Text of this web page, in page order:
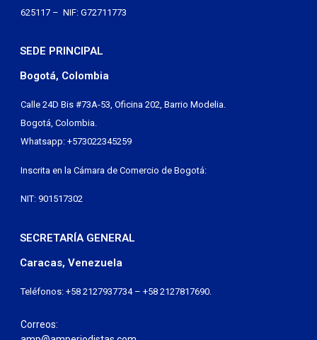
625117 – NIF: G72711773
SEDE PRINCIPAL
Bogotá, Colombia
Calle 24D Bis #73A-53, Oficina 202, Barrio Modelia.
Bogotá, Colombia.
Whatsapp: +573022345259
Inscrita en la Cámara de Comercio de Bogotá:
NIT: 901517302
SECRETARÍA GENERAL
Caracas, Venezuela
Teléfonos: +58 2127937734 – +58 2127817690.
Correos: